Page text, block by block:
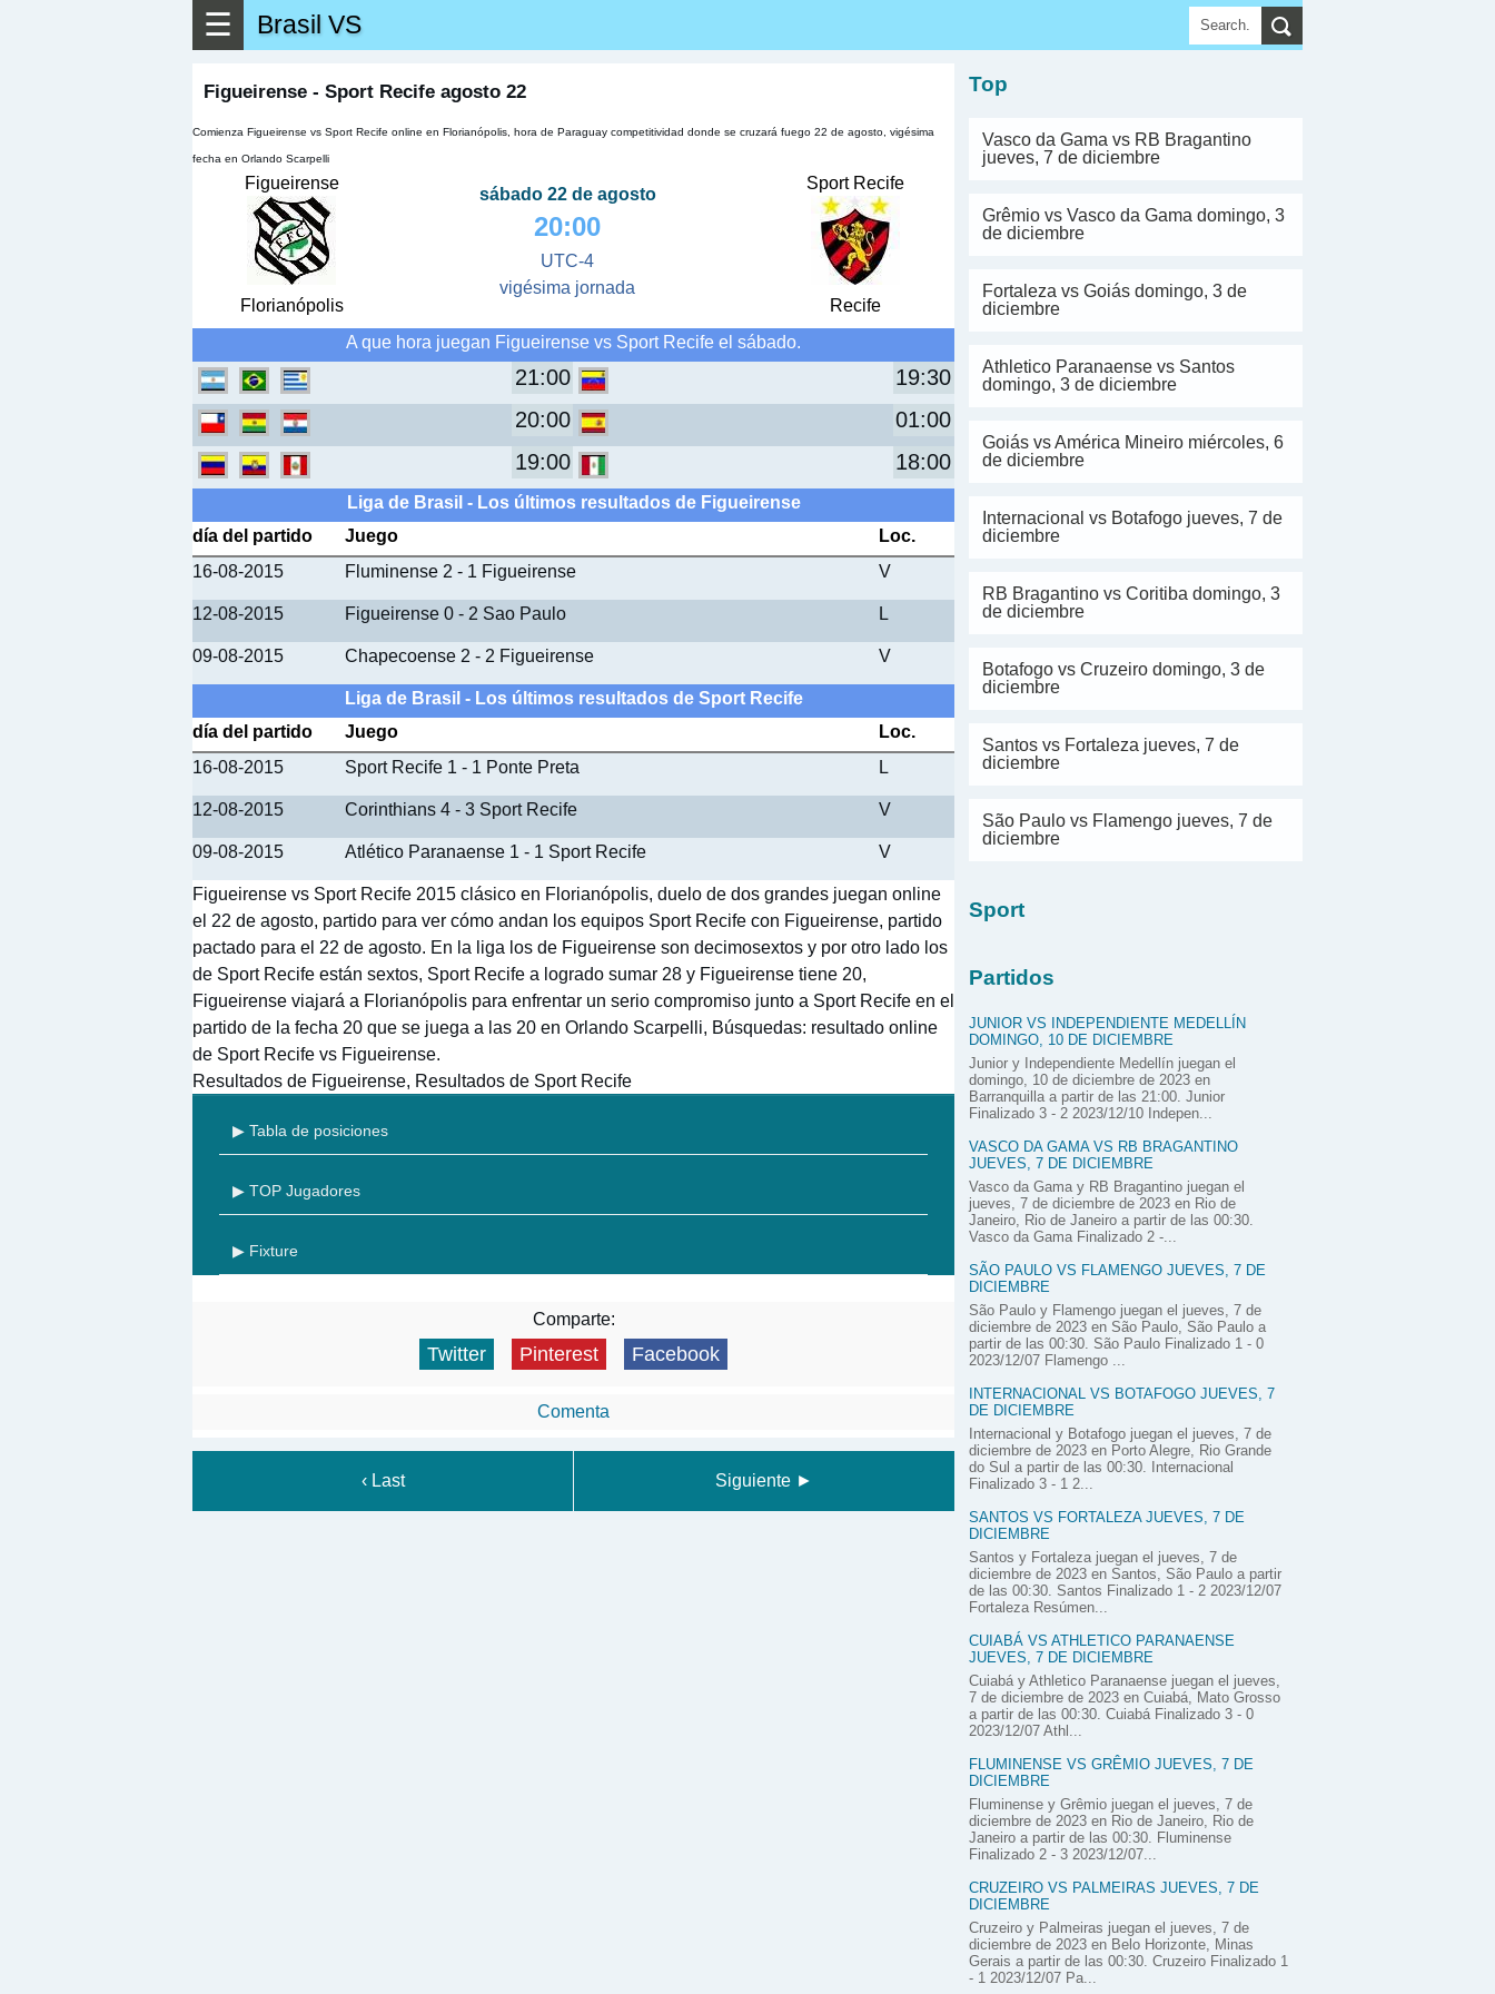
☰ Brasil VS
Figueirense - Sport Recife agosto 22
Comienza Figueirense vs Sport Recife online en Florianópolis, hora de Paraguay competitividad donde se cruzará fuego 22 de agosto, vigésima
fecha en Orlando Scarpelli
Figueirense
Florianópolis
sábado 22 de agosto
20:00
UTC-4
vigésima jornada
Sport Recife
Recife
A que hora juegan Figueirense vs Sport Recife el sábado.
21:00
19:30
20:00
01:00
19:00
18:00
Liga de Brasil - Los últimos resultados de Figueirense
día del partido
Juego
Loc.
16-08-2015
Fluminense 2 - 1 Figueirense V
12-08-2015 Figueirense 0 - 2 Sao Paulo L
09-08-2015 Chapecoense 2 - 2 Figueirense V
Liga de Brasil - Los últimos resultados de Sport Recife
día del partido
Juego
Loc.
16-08-2015
Sport Recife 1 - 1 Ponte Preta L
12-08-2015 Corinthians 4 - 3 Sport Recife V
09-08-2015 Atlético Paranaense 1 - 1 Sport Recife V
Figueirense vs Sport Recife 2015 clásico en Florianópolis, duelo de dos grandes juegan online
el 22 de agosto, partido para ver cómo andan los equipos Sport Recife con Figueirense, partido
pactado para el 22 de agosto. En la liga los de Figueirense son decimosextos y por otro lado los
de Sport Recife están sextos, Sport Recife a logrado sumar 28 y Figueirense tiene 20,
Figueirense viajará a Florianópolis para enfrentar un serio compromiso junto a Sport Recife en el
partido de la fecha 20 que se juega a las 20 en Orlando Scarpelli, Búsquedas: resultado online
de Sport Recife vs Figueirense.
Resultados de Figueirense, Resultados de Sport Recife
▶ Tabla de posiciones
▶ TOP Jugadores
▶ Fixture
Comparte:
Twitter Pinterest Facebook
Comenta
‹ Last Siguiente ►
Top
Vasco da Gama vs RB Bragantino
jueves, 7 de diciembre
Grêmio vs Vasco da Gama domingo, 3
de diciembre
Fortaleza vs Goiás domingo, 3 de
diciembre
Athletico Paranaense vs Santos
domingo, 3 de diciembre
Goiás vs América Mineiro miércoles, 6
de diciembre
Internacional vs Botafogo jueves, 7 de
diciembre
RB Bragantino vs Coritiba domingo, 3
de diciembre
Botafogo vs Cruzeiro domingo, 3 de
diciembre
Santos vs Fortaleza jueves, 7 de
diciembre
São Paulo vs Flamengo jueves, 7 de
diciembre
Sport
Partidos
JUNIOR VS INDEPENDIENTE MEDELLÍN
DOMINGO, 10 DE DICIEMBRE
Junior y Independiente Medellín juegan el
domingo, 10 de diciembre de 2023 en
Barranquilla a partir de las 21:00. Junior
Finalizado 3 - 2 2023/12/10 Indepen...
VASCO DA GAMA VS RB BRAGANTINO
JUEVES, 7 DE DICIEMBRE
Vasco da Gama y RB Bragantino juegan el
jueves, 7 de diciembre de 2023 en Rio de
Janeiro, Rio de Janeiro a partir de las 00:30.
Vasco da Gama Finalizado 2 -...
SÃO PAULO VS FLAMENGO JUEVES, 7 DE
DICIEMBRE
São Paulo y Flamengo juegan el jueves, 7 de
diciembre de 2023 en São Paulo, São Paulo a
partir de las 00:30. São Paulo Finalizado 1 - 0
2023/12/07 Flamengo ...
INTERNACIONAL VS BOTAFOGO JUEVES, 7
DE DICIEMBRE
Internacional y Botafogo juegan el jueves, 7 de
diciembre de 2023 en Porto Alegre, Rio Grande
do Sul a partir de las 00:30. Internacional
Finalizado 3 - 1 2...
SANTOS VS FORTALEZA JUEVES, 7 DE
DICIEMBRE
Santos y Fortaleza juegan el jueves, 7 de
diciembre de 2023 en Santos, São Paulo a partir
de las 00:30. Santos Finalizado 1 - 2 2023/12/07
Fortaleza Resúmen...
CUIABÁ VS ATHLETICO PARANAENSE
JUEVES, 7 DE DICIEMBRE
Cuiabá y Athletico Paranaense juegan el jueves,
7 de diciembre de 2023 en Cuiabá, Mato Grosso
a partir de las 00:30. Cuiabá Finalizado 3 - 0
2023/12/07 Athl...
FLUMINENSE VS GRÊMIO JUEVES, 7 DE
DICIEMBRE
Fluminense y Grêmio juegan el jueves, 7 de
diciembre de 2023 en Rio de Janeiro, Rio de
Janeiro a partir de las 00:30. Fluminense
Finalizado 2 - 3 2023/12/07...
CRUZEIRO VS PALMEIRAS JUEVES, 7 DE
DICIEMBRE
Cruzeiro y Palmeiras juegan el jueves, 7 de
diciembre de 2023 en Belo Horizonte, Minas
Gerais a partir de las 00:30. Cruzeiro Finalizado 1
- 1 2023/12/07 Pa...
▶ Ver más ▼